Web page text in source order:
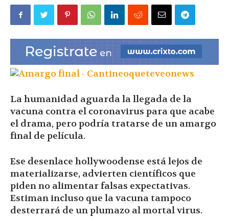
|
Ultima
Hora
La humanidad aguarda la llegada de la
vacuna contra el coronavirus para que acabe
el drama, pero podría tratarse de un amargo
final de película.
Ese desenlace hollywoodense está lejos de
materializarse, advierten científicos que
piden no alimentar falsas expectativas.
Estiman incluso que la vacuna tampoco
desterrará de un plumazo al mortal virus.